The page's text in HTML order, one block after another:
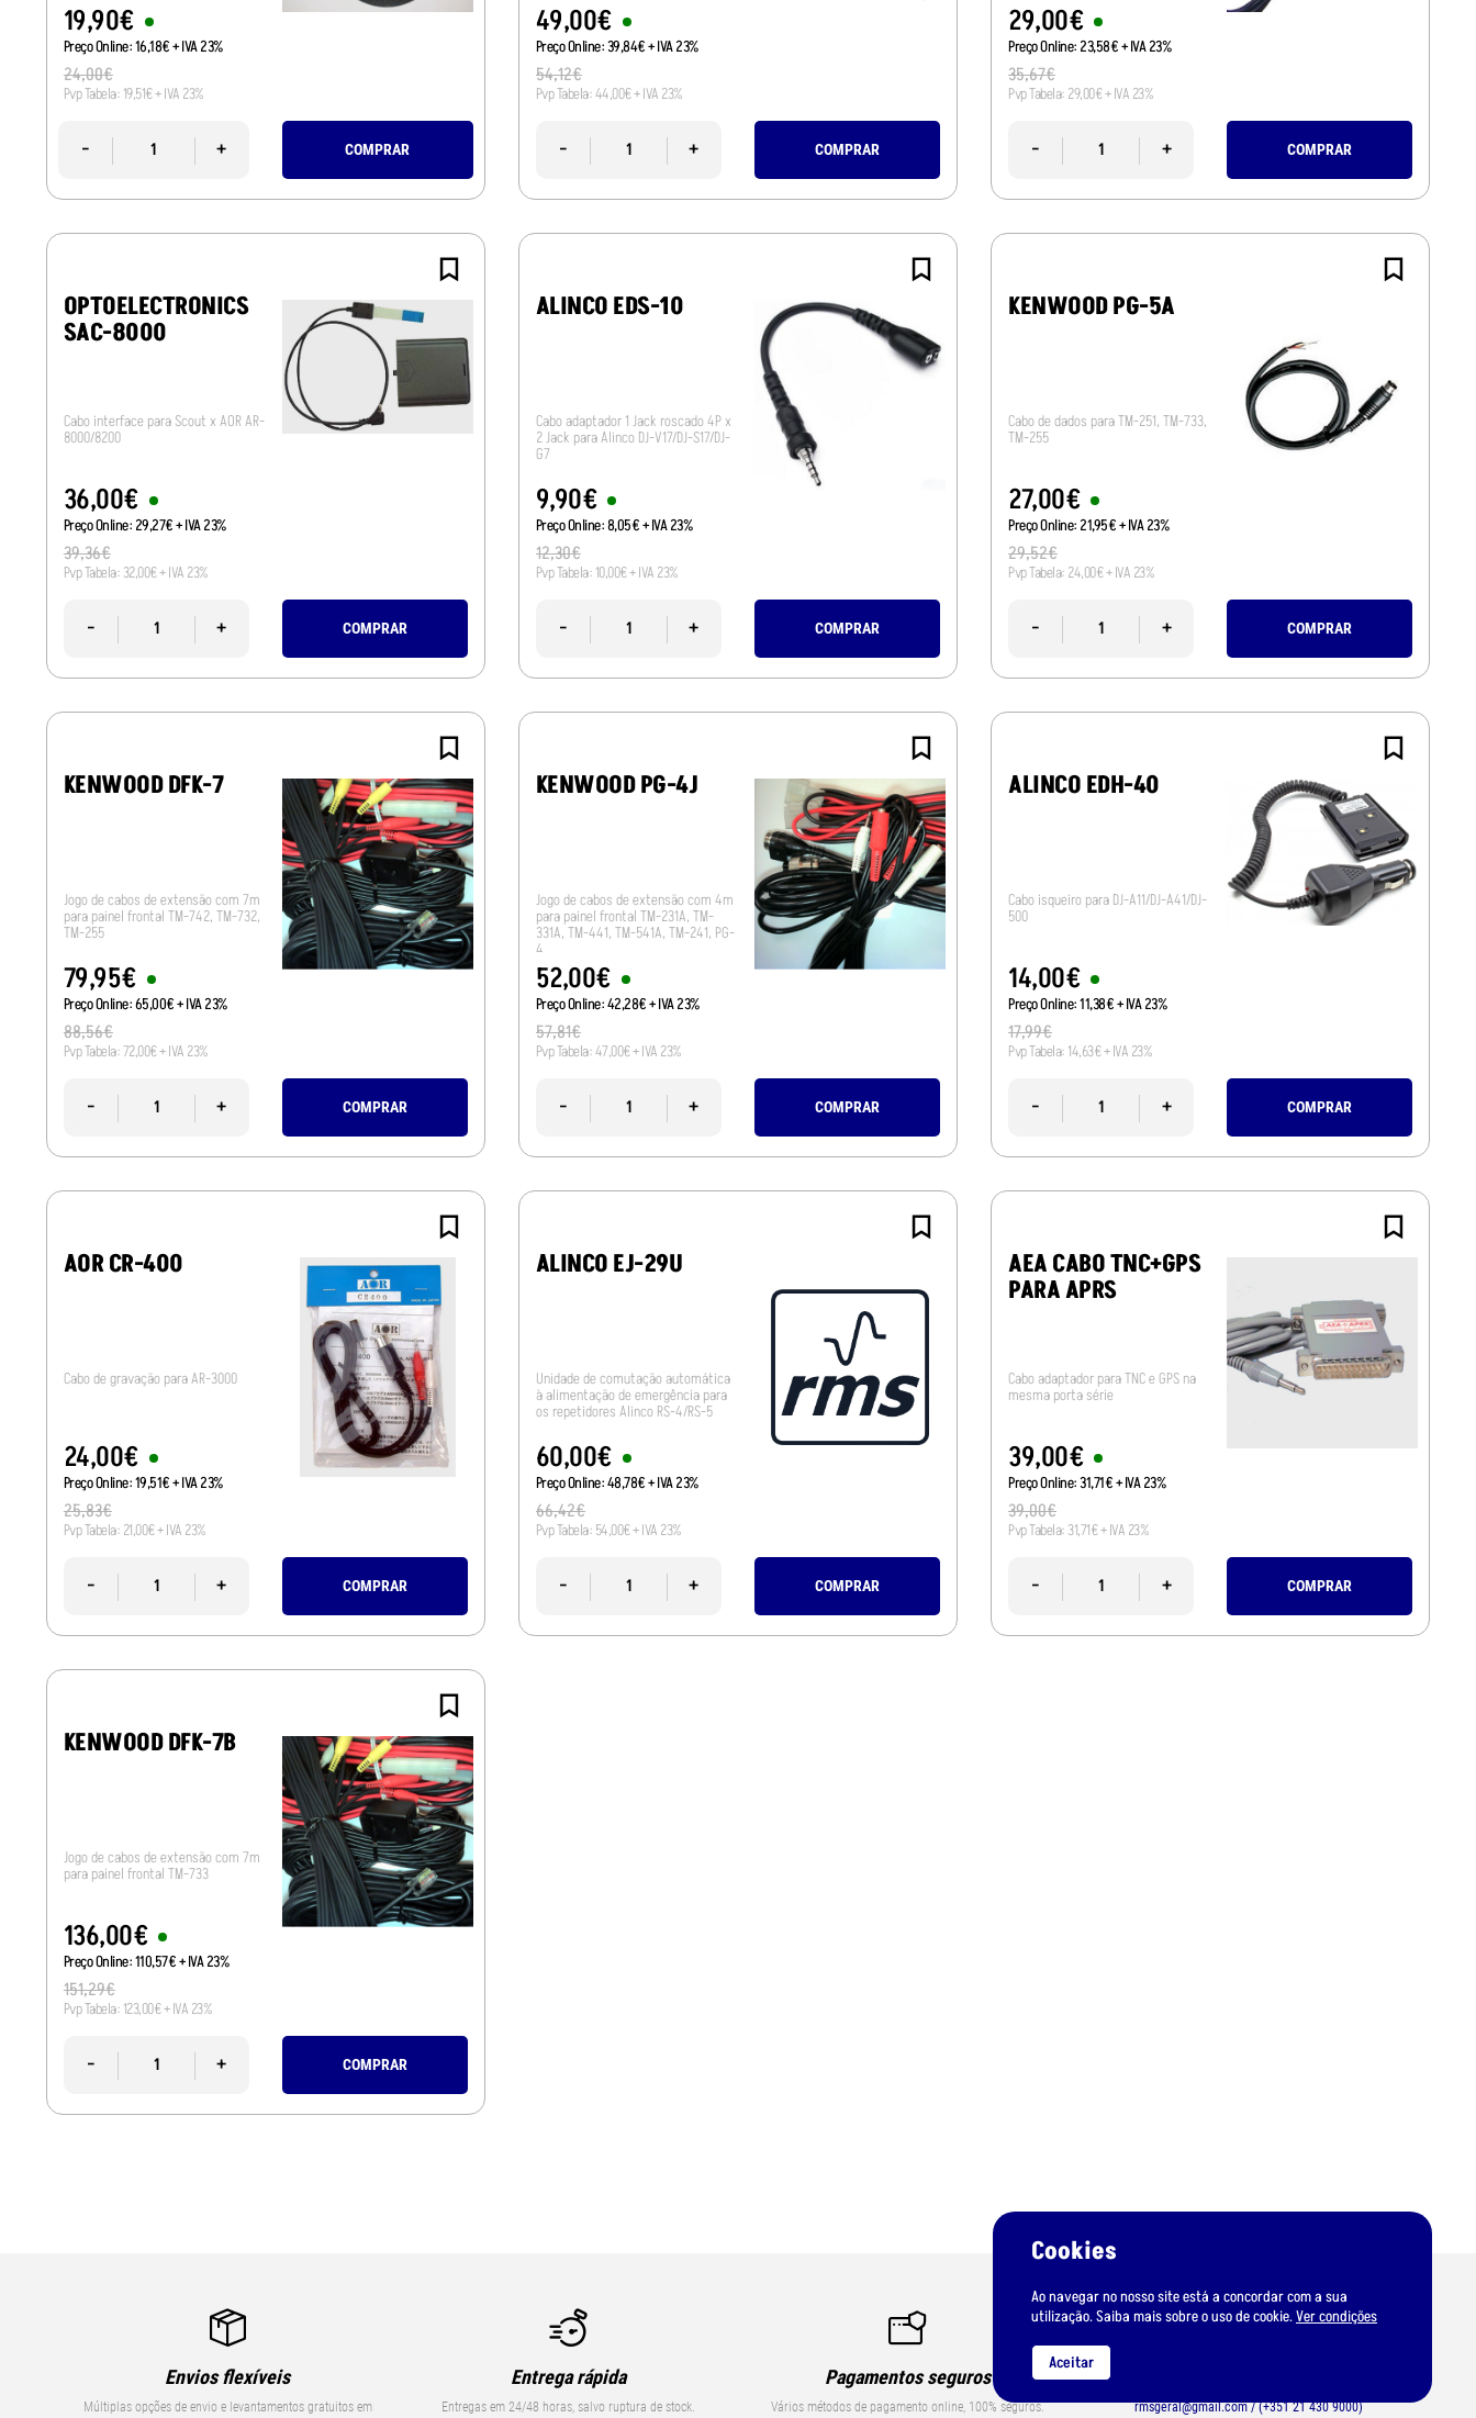
19,90€
Preço Online:16,18€+ IVA 23%
24,00€
Pvp Tabela: 19,51€+ IVA 23%
- + COMPRAR
49,00€
Preço Online:39,84€+ IVA 23%
54,12€
Pvp Tabela:44,00€+ IVA 23%
- + COMPRAR
29,00€
Preço Online: 23,58€+ IVA 23%
35,67€
Pvp Tabela: 29,00€+ IVA 23%
- + COMPRAR
OPTOELECTRONICS
SAC-8000
Cabo interface para Scout x AOR AR-
8000/8200
36,00€
Preço Online: 29,27€+ IVA 23%
39,36€
Pvp Tabela: 32,00€+ IVA 23%
- + COMPRAR
ALINCO EDS-10
Cabo adaptador 1 Jack roscado 4P x
2 Jack para Alinco DJ-V17/DJ-S17/DJ-
G7
9,90€
Preço Online:8,05€+ IVA 23%
12,30€
Pvp Tabela: 10,00€+ IVA 23%
- + COMPRAR
KENWOOD PG-5A
Cabo de dados para TM-251, TM-733,
TM-255
27,00€
Preço Online: 21,95€+ IVA 23%
29,52€
Pvp Tabela: 24,00€+ IVA 23%
- + COMPRAR
KENWOOD DFK-7
Jogo de cabos de extensão com 7m
para painel frontal TM-742, TM-732,
TM-255
79,95€
Preço Online:65,00€+ IVA 23%
88,56€
Pvp Tabela:72,00€+ IVA 23%
- + COMPRAR
KENWOOD PG-4J
Jogo de cabos de extensão com 4m
para painel frontal TM-231A, TM-
331A, TM-441, TM-541A, TM-241, PG-
4
52,00€
Preço Online:42,28€+ IVA 23%
57,81€
Pvp Tabela:47,00€+ IVA 23%
- + COMPRAR
ALINCO EDH-40
Cabo isqueiro para DJ-A11/DJ-A41/DJ-
500
14,00€
Preço Online:11,38€+ IVA 23%
17,99€
Pvp Tabela: 14,63€+ IVA 23%
- + COMPRAR
AOR CR-400
Cabo de gravação para AR-3000
24,00€
Preço Online:19,51€+ IVA 23%
25,83€
Pvp Tabela: 21,00€+ IVA 23%
- + COMPRAR
ALINCO EJ-29U
Unidade de comutação automática
à alimentação de emergência para
os repetidores Alinco RS-4/RS-5
60,00€
Preço Online:48,78€+ IVA 23%
66,42€
Pvp Tabela: 54,00€+ IVA 23%
- + COMPRAR
AEA CABO TNC+GPS
PARA APRS
Cabo adaptador para TNC e GPS na
mesma porta série
39,00€
Preço Online:31,71€+ IVA 23%
39,00€
Pvp Tabela: 31,71€+ IVA 23%
- + COMPRAR
KENWOOD DFK-7B
Jogo de cabos de extensão com 7m
para painel frontal TM-733
136,00€
Preço Online:110,57€+ IVA 23%
151,29€
Pvp Tabela: 123,00€+ IVA 23%
- + COMPRAR
Envios flexíveis
Múltiplas opções de envio e levantamentos gratuitos em
Entrega rápida
Entregas em 24/48 horas, salvo ruptura de stock.
Pagamentos seguros
Vários métodos de pagamento online, 100% seguros. rmsgeral@gmail.com / (+351 21 430 9000)
Cookies
Ao navegar no nosso site está a concordar com a sua
utilização. Saiba mais sobre o uso de cookie.Ver condições
Aceitar